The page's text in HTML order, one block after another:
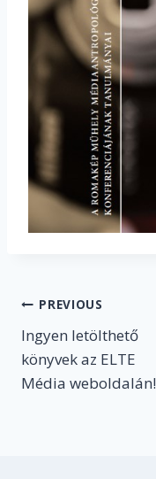
Post
navigation
PREVIOUS
Ingyen letölthető
könyvek az ELTE
Média weboldalán!